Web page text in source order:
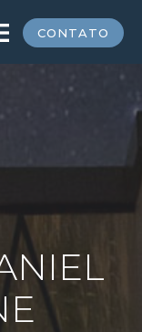
CONTATO